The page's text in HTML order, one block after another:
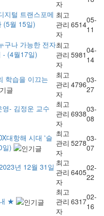
자
지털 트랜스포메
(5월 15일)
최고
관리
자
651405-
11
구나 가능한 전자
- (4월17일)
최고
관리
자
598104-
14
학습을 이끄는
최고
관리
자
479603-
27
- 김정운 교수
최고
관리
자
693803-
08
대항해 시대 '슬
일)
최고
관리
자
527803-
07
년 12월 31일 최고
관리
자
640502-
22
★
최고
관리
자
631702-
16